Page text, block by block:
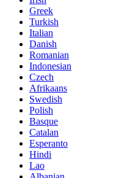
Greek
Turkish
Italian
Danish
Romanian
Indonesian
Czech
Afrikaans
Swedish
Polish
Basque
Catalan
Esperanto
Hindi
Lao